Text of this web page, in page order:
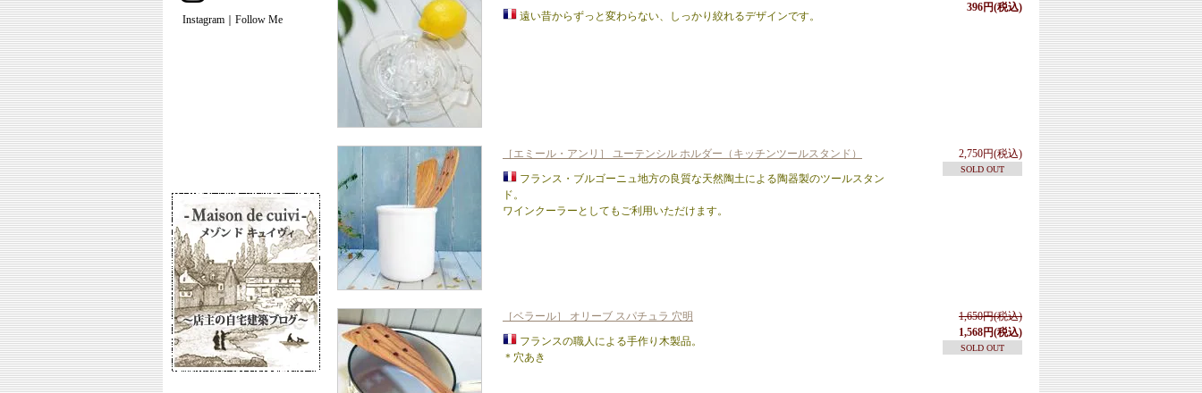
Instagram｜Follow Me
396円(税込)
遠い昔からずっと変わらない、しっかり絞れるデザインです。
2,750円(税込)
SOLD OUT
［エミール・アンリ］ ユーテンシル ホルダー（キッチンツールスタンド）
フランス・ブルゴーニュ地方の良質な天然陶土による陶器製のツールスタン
ド。
ワインクーラーとしてもご利用いただけます。
1,650円(税込)
1,568円(税込)
SOLD OUT
［ベラール］ オリーブ スパチュラ 穴明
フランスの職人による手作り木製品。
＊穴あき